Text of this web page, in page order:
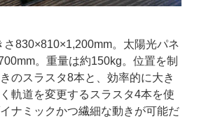
さ830×810×1,200mm。太陽光パネ
。重量は約150kg。位置を制
のスラスタ8本と、効率的に大き
軌道を変更するスラスタ4本を使
ナミックかつ繊細な動きが可能だ